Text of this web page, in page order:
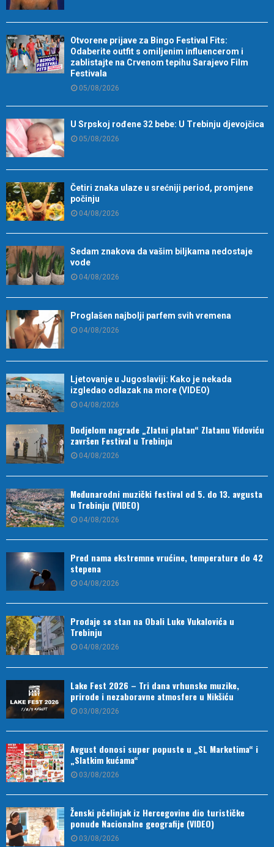
Otvorene prijave za Bingo Festival Fits:
Odaberite outfit s omiljenim influencerom i
zablistajte na Crvenom tepihu Sarajevo Film
Festivala
05/08/2026
U Srpskoj rođene 32 bebe: U Trebinju djevojčica
05/08/2026
Četiri znaka ulaze u srećniji period, promjene
počinju
04/08/2026
Sedam znakova da vašim biljkama nedostaje
vode
04/08/2026
Proglašen najbolji parfem svih vremena
04/08/2026
Ljetovanje u Jugoslaviji: Kako je nekada
izgledao odlazak na more (VIDEO)
04/08/2026
Dodjelom nagrade „Zlatni platan“ Zlatanu Vidoviću
završen Festival u Trebinju
04/08/2026
Međunarodni muzički festival od 5. do 13. avgusta
u Trebinju (VIDEO)
04/08/2026
Pred nama ekstremne vrućine, temperature do 42
stepena
04/08/2026
Prodaje se stan na Obali Luke Vukalovića u
Trebinju
04/08/2026
Lake Fest 2026 – Tri dana vrhunske muzike,
prirode i nezaboravne atmosfere u Nikšiću
03/08/2026
Avgust donosi super popuste u „SL Marketima“ i
„Slatkim kućama“
03/08/2026
Ženski pčelinjak iz Hercegovine dio turističke
ponude Nacionalne geografije (VIDEO)
03/08/2026